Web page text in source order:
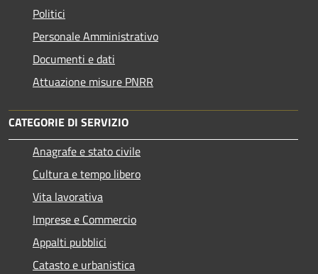
Politici
Personale Amministrativo
Documenti e dati
Attuazione misure PNRR
CATEGORIE DI SERVIZIO
Anagrafe e stato civile
Cultura e tempo libero
Vita lavorativa
Imprese e Commercio
Appalti pubblici
Catasto e urbanistica